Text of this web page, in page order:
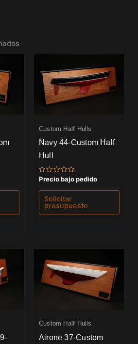
Custom Half Hulls
Navy 44-Custom Half
Hull
Valorado
0
de
Precio bajo pedido
Solicitar
presupuesto
Custom Half Hulls
Airone 37-Custom